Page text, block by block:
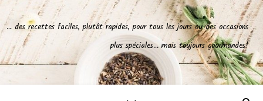
… des recettes faciles, plutôt rapides, pour tous les jours ou des occasions
plus spéciales… mais toujours gourmandes!